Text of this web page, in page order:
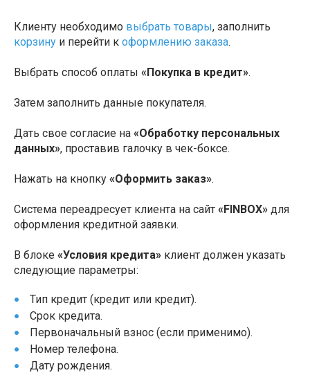
Клиенту необходимо выбрать товары, заполнить
корзину и перейти к оформлению заказа.
Выбрать способ оплаты «Покупка в кредит».
Затем заполнить данные покупателя.
Дать свое согласие на «Обработку персональных
данных», проставив галочку в чек-боксе.
Нажать на кнопку «Оформить заказ».
Система переадресует клиента на сайт «FINBOX» для
оформления кредитной заявки.
В блоке «Условия кредита» клиент должен указать
следующие параметры:
Тип кредит (кредит или кредит).
Срок кредита.
Первоначальный взнос (если применимо).
Номер телефона.
Дату рождения.